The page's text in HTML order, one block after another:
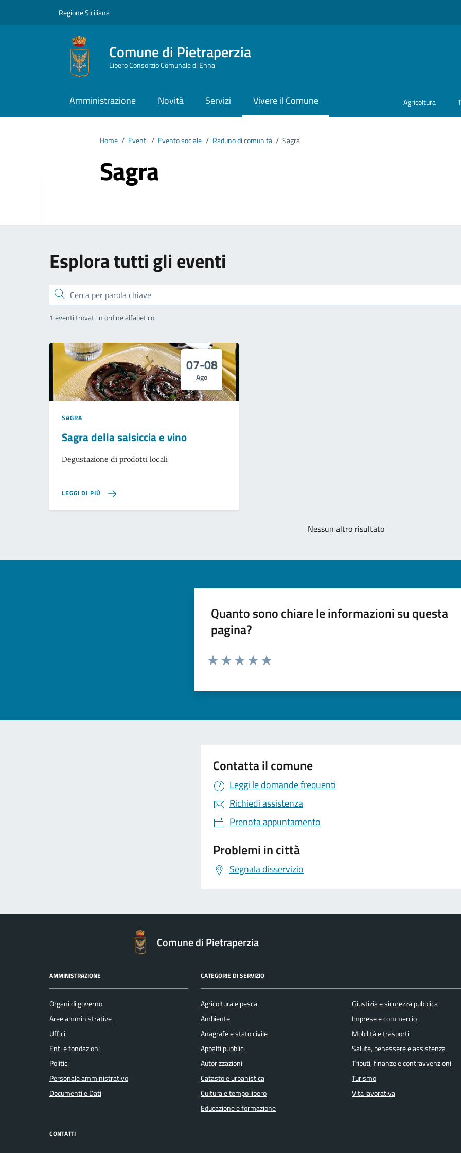
Regione Siciliana
Comune di Pietraperzia
Libero Consorzio Comunale di Enna
Amministrazione Novità Servizi Vivere il Comune Agricoltura
Home / Eventi / Evento sociale / Raduno di comunità / Sagra
Sagra
Esplora tutti gli eventi
Cerca
1 eventi trovati in ordine alfabetico
07-08
Ago
SAGRA
Sagra della salsiccia e vino
Degustazione di prodotti locali
LEGGI DI PIÙ
Nessun altro risultato
Quanto sono chiare le informazioni su questa
pagina?
Contatta il comune
Leggi le domande frequenti
Richiedi assistenza
Prenota appuntamento
Problemi in città
Segnala disservizio
Comune di Pietraperzia
AMMINISTRAZIONE
Organi di governo
Aree amministrative
Uffici
Enti e fondazioni
Politici
Personale amministrativo
Documenti e Dati
CATEGORIE DI SERVIZIO
Agricoltura e pesca
Ambiente
Anagrafe e stato civile
Appalti pubblici
Autorizzazioni
Catasto e urbanistica
Cultura e tempo libero
Educazione e formazione
Giustizia e sicurezza pubblica
Imprese e commercio
Mobilità e trasporti
Salute, benessere e assistenza
Tributi, finanze e contravvenzioni
Turismo
Vita lavorativa
CONTATTI